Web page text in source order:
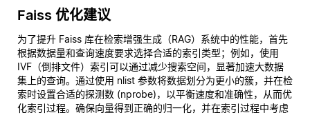
Faiss 优化建议
为了提升 Faiss 库在检索增强生成（RAG）系统中的性能，首先
根据数据量和查询速度要求选择合适的索引类型；例如，使用
IVF（倒排文件）索引可以通过减少搜索空间，显著加速大数据
集上的查询。通过使用 nlist 参数将数据划分为更小的簇，并在检
索时设置合适的探测数 (nprobe)，以平衡速度和准确性，从而优
化索引过程。确保向量得到正确的归一化，并在索引过程中考虑